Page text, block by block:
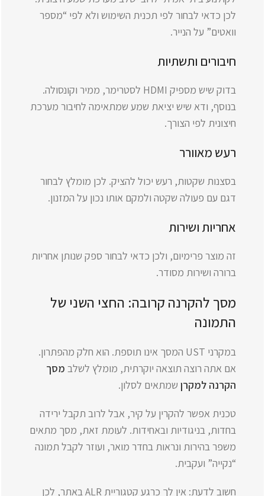
לכן כדאי לבחור לפי תכנית השימוש ולא לפי “מספר
וואטים” על הנייר.
חיבורים ותשתיות
בדוק שיש מספיק HDMI לסטרימר, ממיר וקונסולה.
בנוסף, ודא שיש יציאת שמע שמתאימה לחיבור מערכת
חיצונית לפי הצורך.
רעש מאוורר
בסצנות שקטות, רעש יכול להציק. לכן מומלץ לבחור
דגם עם פעולה שקטה ולמקם אותו נכון על המזנון.
אחריות ושירות
זה מוצר פרימיום, ולכן כדאי לבחור ספק שנותן אחריות
ברורה ושירות מסודר.
מסך להקרנה קרובה: החצי השני של
התמונה
במקרני UST המסך אינו תוספת. הוא חלק מהפתרון.
אם אתה רוצה תוצאה יוקרתית, מומלץ לשלב מסך
הקרנה למקרןשמתאים לסלון.
טכנית אפשר להקרין על קיר, אבל לרוב תקבל ירידה
בחדות, בניגודיות ובאחידות. לעומת זאת, מסך מתאים
משפר בהירות ונראות בחדר מואר, ועוזר לקבל תמונה
“נקייה” ועקבית.
חשוב לדעת: אין לך כרגע קטגוריית ALR באתר, לכן